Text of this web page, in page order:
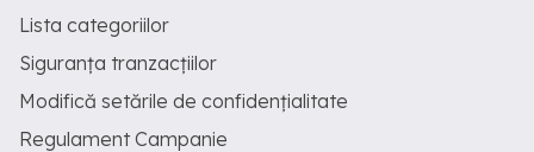
Lista categoriilor
Siguranța tranzacțiilor
Modifică setările de confidențialitate
Regulament Campanie